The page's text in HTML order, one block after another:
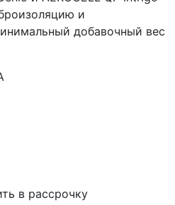
и
добавочный вес
в рассрочку